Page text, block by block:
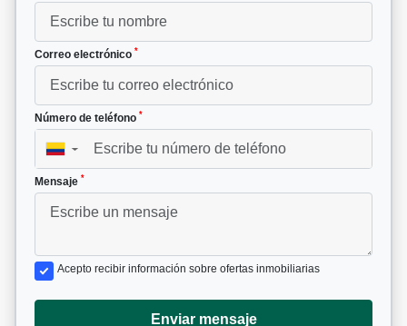
Correo electrónico *
Número de teléfono *
▼
Mensaje *
Acepto recibir información sobre ofertas inmobiliarias
Enviar mensaje